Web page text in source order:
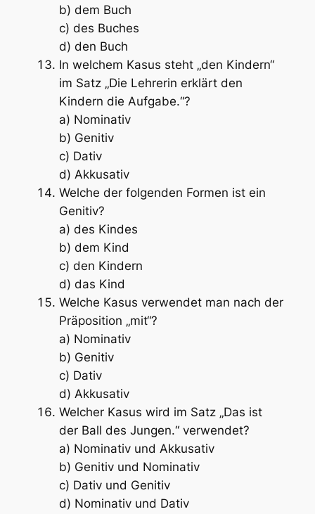
b) dem Buch
c) des Buches
d) den Buch
In welchem Kasus steht „den Kindern“
im Satz „Die Lehrerin erklärt den
Kindern die Aufgabe.“?
a) Nominativ
b) Genitiv
c) Dativ
d) Akkusativ
Welche der folgenden Formen ist ein
Genitiv?
a) des Kindes
b) dem Kind
c) den Kindern
d) das Kind
Welche Kasus verwendet man nach der
Präposition „mit“?
a) Nominativ
b) Genitiv
c) Dativ
d) Akkusativ
Welcher Kasus wird im Satz „Das ist
der Ball des Jungen.“ verwendet?
a) Nominativ und Akkusativ
b) Genitiv und Nominativ
c) Dativ und Genitiv
d) Nominativ und Dativ